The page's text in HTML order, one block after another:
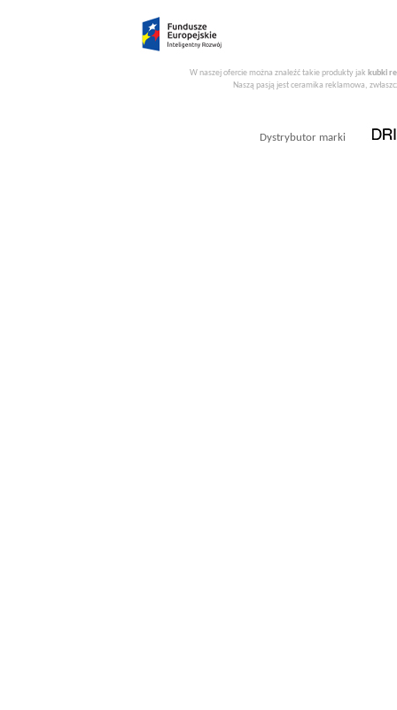
W naszej ofercie można znaleźć takie produkty jak kubki
Naszą pasją jest ceramika reklamowa,
Dystrybutor marki